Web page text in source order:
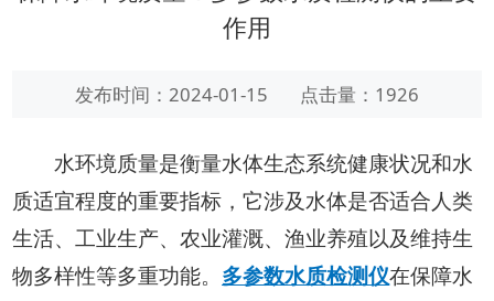
作用
发布时间：2024-01-15 点击量：1926
水环境质量是衡量水体生态系统健康状况和水
质适宜程度的重要指标，它涉及水体是否适合人类
生活、工业生产、农业灌溉、渔业养殖以及维持生
物多样性等多重功能。 多参数水质检测仪在保障水